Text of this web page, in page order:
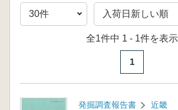
全1件中 1 - 1件を表示
1
発掘調査報告書 近畿